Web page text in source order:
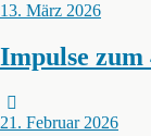
13. März 2026
Impulse zum
21. Februar 2026